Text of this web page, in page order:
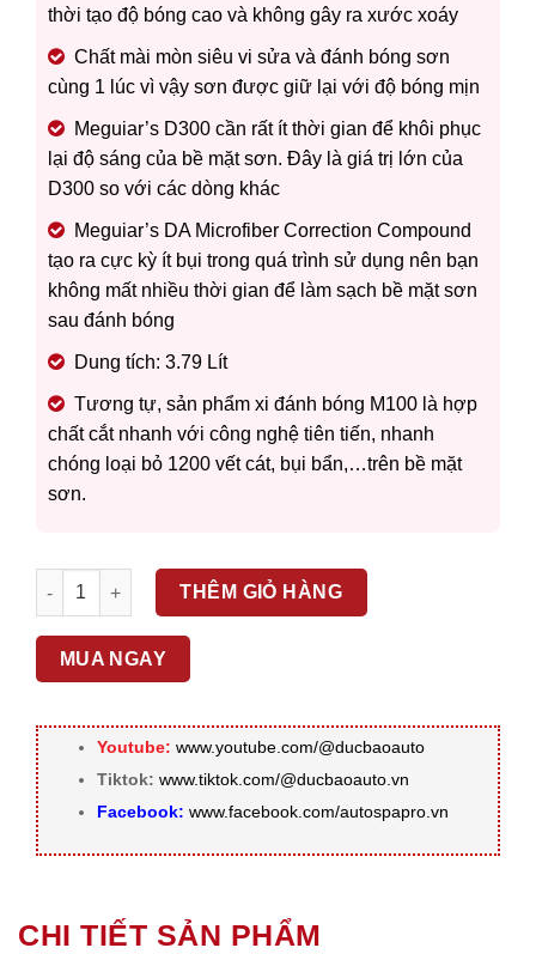
thời tạo độ bóng cao và không gây ra xước xoáy
Chất mài mòn siêu vi sửa và đánh bóng sơn
cùng 1 lúc vì vậy sơn được giữ lại với độ bóng mịn
Meguiar’s D300 cần rất ít thời gian để khôi phục
lại độ sáng của bề mặt sơn. Đây là giá trị lớn của
D300 so với các dòng khác
Meguiar’s DA Microfiber Correction Compound
tạo ra cực kỳ ít bụi trong quá trình sử dụng nên bạn
không mất nhiều thời gian để làm sạch bề mặt sơn
sau đánh bóng
Dung tích: 3.79 Lít
Tương tự, sản phẩm xi đánh bóng M100 là hợp
chất cắt nhanh với công nghệ tiên tiến, nhanh
chóng loại bỏ 1200 vết cát, bụi bẩn,…trên bề mặt
sơn.
CORRECTION COMPOUND – XI BƯỚC 1 CUT MẠNH –
THÊM GIỎ HÀNG
MUA NGAY
Youtube: www.youtube.com/@ducbaoauto
Tiktok: www.tiktok.com/@ducbaoauto.vn
Facebook: www.facebook.com/autospapro.vn
CHI TIẾT SẢN PHẨM